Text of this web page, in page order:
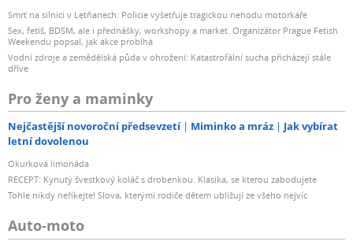
Smrt na silnici v Letňanech: Policie vyšetřuje tragickou nehodu motorkáře
Sex, fetiš, BDSM, ale i přednášky, workshopy a market. Organizátor Prague Fetish
Weekendu popsal, jak akce probíhá
Vodní zdroje a zemědělská půda v ohrožení: Katastrofální sucha přicházejí stále
dříve
Pro ženy a maminky
Nejčastější novoroční předsevzetí Miminko a mráz
Jak vybírat
letní dovolenou
Okurková limonáda
RECEPT: Kynutý švestkový koláč s drobenkou. Klasika, se kterou zabodujete
Tohle nikdy neříkejte! Slova, kterými rodiče dětem ubližují ze všeho nejvíc
Auto-moto